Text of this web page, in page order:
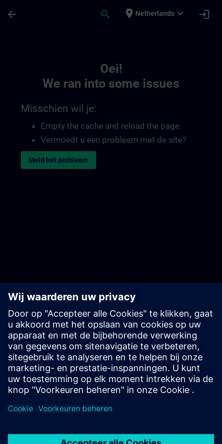
arrow_back search place Netherlands expand_more login
Oei!
We ran into some issues
Misschien wil je:
Empty the cache and reload the page.
Vermoedt u een probleem met de site?
Meld het probleem